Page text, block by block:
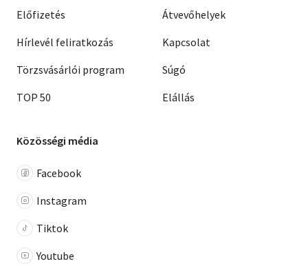
Előfizetés
Hírlevél feliratkozás
Törzsvásárlói program
TOP 50
Átvevőhelyek
Kapcsolat
Súgó
Elállás
Közösségi média
Facebook
Instagram
Tiktok
Youtube